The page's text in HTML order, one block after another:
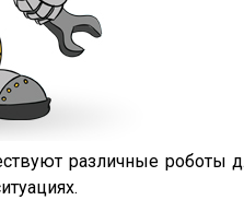
различные